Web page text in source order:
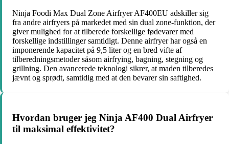
Ninja Foodi Max Dual Zone Airfryer AF400EU adskiller sig
fra andre airfryers på markedet med sin dual zone-funktion, der
giver mulighed for at tilberede forskellige fødevarer med
forskellige indstillinger samtidigt. Denne airfryer har også en
imponerende kapacitet på 9,5 liter og en bred vifte af
tilberedningsmetoder såsom airfrying, bagning, stegning og
grillning. Den avancerede teknologi sikrer, at maden tilberedes
jævnt og sprødt, samtidig med at den bevarer sin saftighed.
Hvordan bruger jeg Ninja AF400 Dual Airfryer
til maksimal effektivitet?